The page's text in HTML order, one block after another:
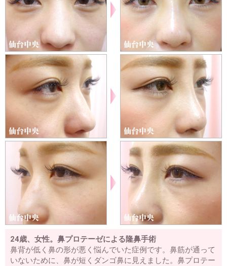
24歳、女性。鼻プロテーゼによる隆鼻手術
鼻背が低く鼻の形が悪く悩んでいた症例です。鼻筋が通って
いないために、鼻が短くダンゴ鼻に見えました。鼻プロテー